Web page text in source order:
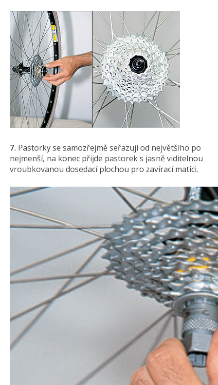
7. Pastorky se samozřejmě seřazují od největšího po
nejmenší, na konec přijde pastorek s jasně viditelnou
vroubkovanou dosedací plochou pro zavírací matici.